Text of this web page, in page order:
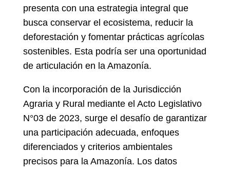
presenta con una estrategia integral que
busca conservar el ecosistema, reducir la
deforestación y fomentar prácticas agrícolas
sostenibles. Esta podría ser una oportunidad
de articulación en la Amazonía.
Con la incorporación de la Jurisdicción
Agraria y Rural mediante el Acto Legislativo
N°03 de 2023, surge el desafío de garantizar
una participación adecuada, enfoques
diferenciados y criterios ambientales
precisos para la Amazonía. Los datos